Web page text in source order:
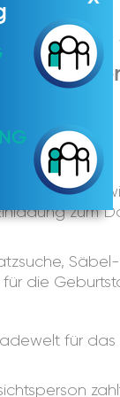
zu
stellen
zum
die
für das